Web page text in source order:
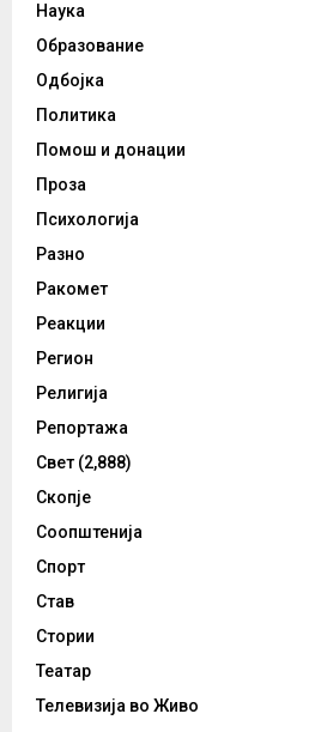
Наука
Образование
Одбојка
Политика
Помош и донации
Проза
Психологија
Разно
Ракомет
Реакции
Регион
Религија
Репортажа
Свет (2,888)
Скопје
Соопштенија
Спорт
Став
Стории
Театар
Телевизија во Живо